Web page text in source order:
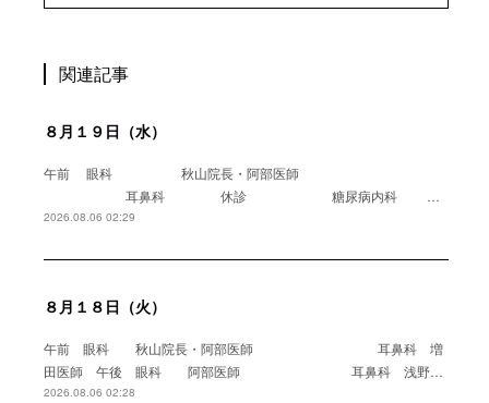
関連記事
８月１９日（水）
午前 眼科 秋山院長・阿部医師
耳鼻科 休診 糖尿病内科 …
2026.08.06 02:29
８月１８日（火）
午前 眼科 秋山院長・阿部医師 耳鼻科 増
田医師 午後 眼科 阿部医師 耳鼻科 浅野…
2026.08.06 02:28